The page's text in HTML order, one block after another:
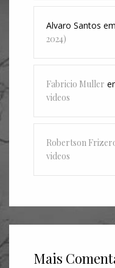
Alvaro Santos em
2024)
Fabricio Muller
videos
Robertson
videos
Mais